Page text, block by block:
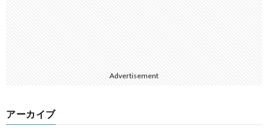
Advertisement
アーカイブ